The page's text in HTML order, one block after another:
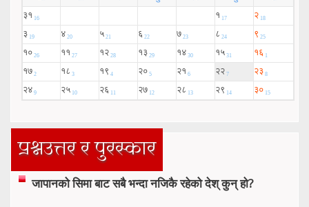
प्रश्नउत्तर र पुरस्कार
जापानको सिमा बाट सबै भन्दा नजिकै रहेको देश् कुन् हो?